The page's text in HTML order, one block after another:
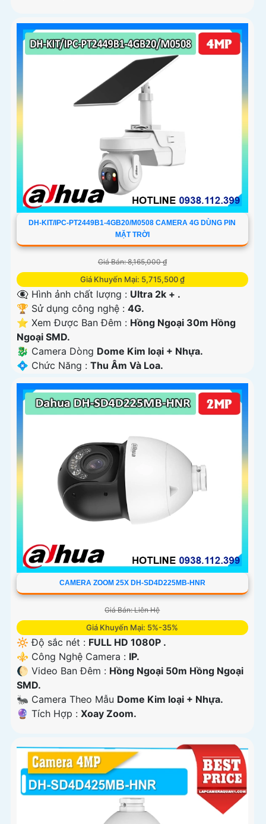
DH-KIT/IPC-PT2449B1-4GB20/M0508 CAMERA 4G DÙNG PIN
MẶT TRỜI
Giá Bán: 8,165,000 ₫
Giá Khuyến Mại: 5,715,500 ₫
👁️‍🗨 Hình ảnh chất lượng : Ultra 2k + .
🏆 Sử dụng công nghệ : 4G.
⭐ Xem Được Ban Đêm : Hồng Ngoại 30m Hồng
Ngoại SMD.
🐉️ Camera Dòng Dome Kim loại + Nhựa.
️💠 Chức Năng : Thu Âm Và Loa.
CAMERA ZOOM 25X DH-SD4D225MB-HNR
Giá Bán: Liên Hệ
Giá Khuyến Mại: 5%-35%
🔆 Độ sắc nét : FULL HD 1080P .
⚜️ Công Nghệ Camera : IP.
🌔 Video Ban Đêm : Hồng Ngoại 50m Hồng Ngoại
SMD.
🐜 Camera Theo Mẫu Dome Kim loại + Nhựa.
️🔮 Tích Hợp : Xoay Zoom.